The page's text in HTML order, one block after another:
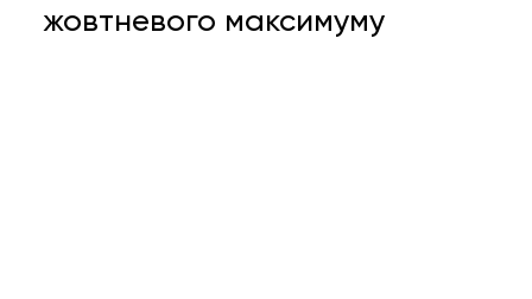
жовтневого максимуму